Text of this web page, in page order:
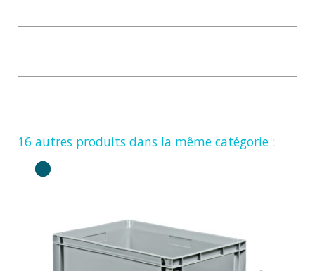
16 autres produits dans la même catégorie :